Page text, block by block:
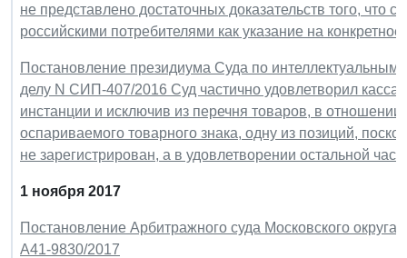
не представлено достаточных доказательств того, что
российскими потребителями как указание на
Постановление президиума Суда по
делу N СИП-407/2016 Суд частично удовлетворил
инстанции и исключив из перечня товаров, в
оспариваемого товарного знака, одну из позиций,
не зарегистрирован, а в удовлетворении остальной
1 ноября 2017
Постановление Арбитражного суда Московского округа
А41-9830/2017